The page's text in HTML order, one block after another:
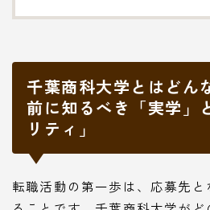
千葉商科大学とはど
前に知るべき「実学」
リティ」
転職活動の第一歩は、応募先